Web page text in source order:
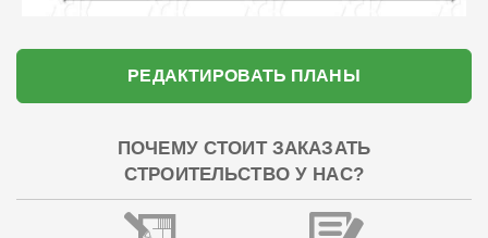
РЕДАКТИРОВАТЬ ПЛАНЫ
ПОЧЕМУ СТОИТ ЗАКАЗАТЬ
СТРОИТЕЛЬСТВО У НАС?